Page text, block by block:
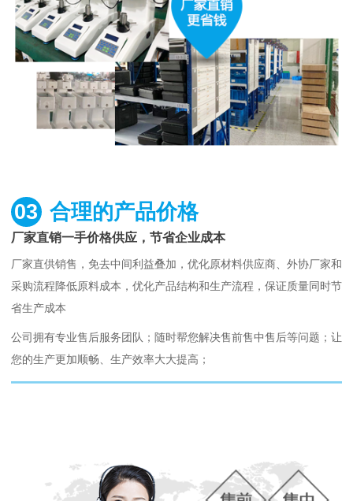
03 合理的产品价格
厂家直销一手价格供应，节省企业成本
厂家直供销售，免去中间利益叠加，优化原材料供应商、外协厂家和
采购流程降低原料成本，优化产品结构和生产流程，保证质量同时节
省生产成本
公司拥有专业售后服务团队；随时帮您解决售前售中售后等问题；让
您的生产更加顺畅、生产效率大大提高；